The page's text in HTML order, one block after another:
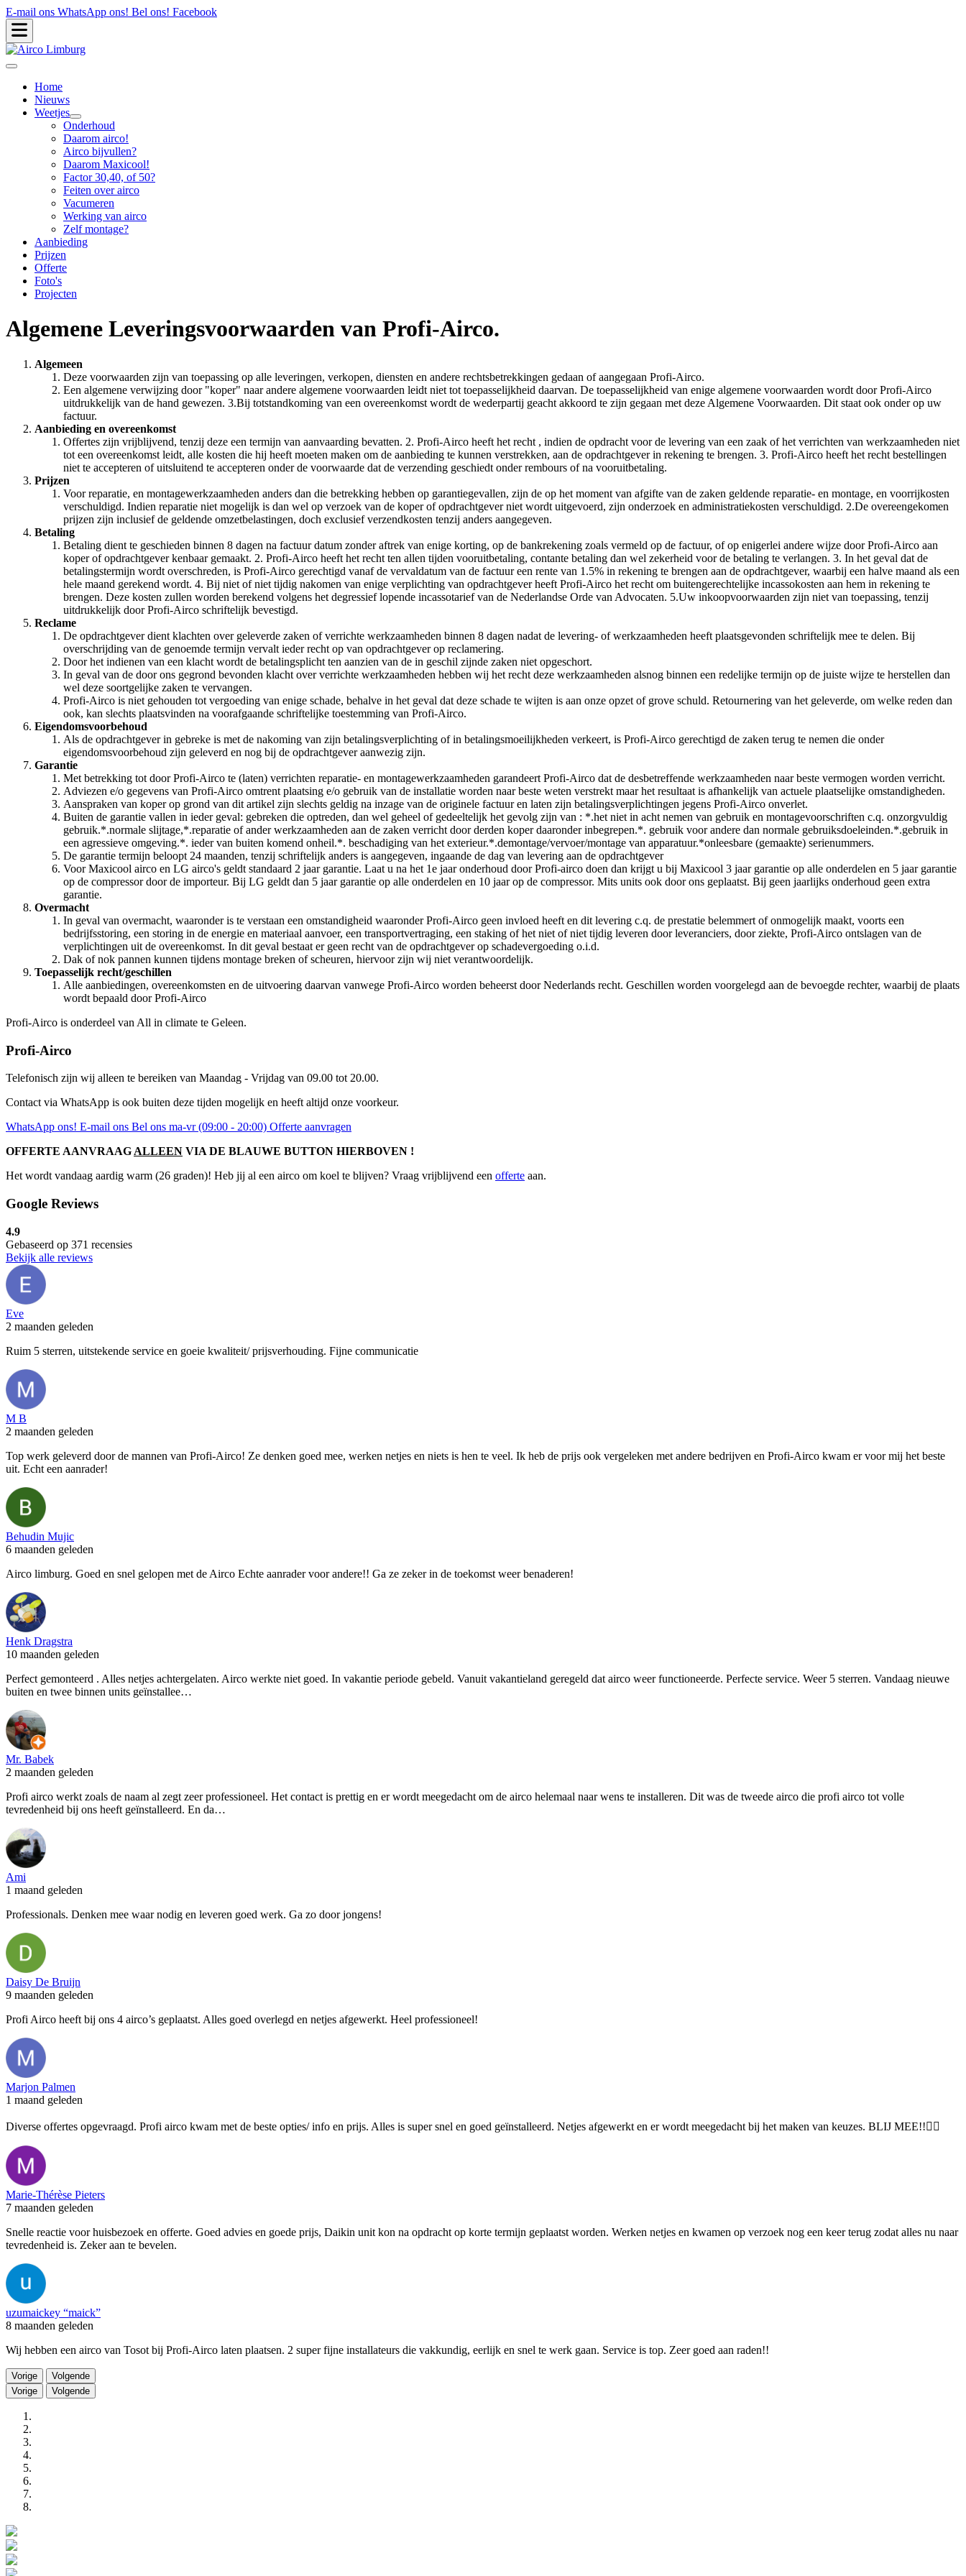
E-mail ons WhatsApp ons! Bel ons! Facebook
Home
Nieuws
Weetjes
Onderhoud
Daarom airco!
Airco bijvullen?
Daarom Maxicool!
Factor 30,40, of 50?
Feiten over airco
Vacumeren
Werking van airco
Zelf montage?
Aanbieding
Prijzen
Offerte
Foto's
Projecten
Algemene Leveringsvoorwaarden van Profi-Airco.
Algemeen
Deze voorwaarden zijn van toepassing op alle leveringen, verkopen, diensten en andere rechtsbetrekkingen gedaan of aangegaan Profi-Airco.
Een algemene verwijzing door "koper" naar andere algemene voorwaarden leidt niet tot toepasselijkheid daarvan. De toepasselijkheid van enige algemene voorwaarden wordt door Profi-Airco
uitdrukkelijk van de hand gewezen. 3.Bij totstandkoming van een overeenkomst wordt de wederpartij geacht akkoord te zijn gegaan met deze Algemene Voorwaarden. Dit staat ook onder op uw
factuur.
Aanbieding en overeenkomst
Offertes zijn vrijblijvend, tenzij deze een termijn van aanvaarding bevatten. 2. Profi-Airco heeft het recht , indien de opdracht voor de levering van een zaak of het verrichten van werkzaamheden niet
tot een overeenkomst leidt, alle kosten die hij heeft moeten maken om de aanbieding te kunnen verstrekken, aan de opdrachtgever in rekening te brengen. 3. Profi-Airco heeft het recht bestellingen
niet te accepteren of uitsluitend te accepteren onder de voorwaarde dat de verzending geschiedt onder rembours of na vooruitbetaling.
Prijzen
Voor reparatie, en montagewerkzaamheden anders dan die betrekking hebben op garantiegevallen, zijn de op het moment van afgifte van de zaken geldende reparatie- en montage, en voorrijkosten
verschuldigd. Indien reparatie niet mogelijk is dan wel op verzoek van de koper of opdrachtgever niet wordt uitgevoerd, zijn onderzoek en administratiekosten verschuldigd. 2.De overeengekomen
prijzen zijn inclusief de geldende omzetbelastingen, doch exclusief verzendkosten tenzij anders aangegeven.
Betaling
Betaling dient te geschieden binnen 8 dagen na factuur datum zonder aftrek van enige korting, op de bankrekening zoals vermeld op de factuur, of op enigerlei andere wijze door Profi-Airco aan
koper of opdrachtgever kenbaar gemaakt. 2. Profi-Airco heeft het recht ten allen tijden vooruitbetaling, contante betaling dan wel zekerheid voor de betaling te verlangen. 3. In het geval dat de
betalingstermijn wordt overschreden, is Profi-Airco gerechtigd vanaf de vervaldatum van de factuur een rente van 1.5% in rekening te brengen aan de opdrachtgever, waarbij een halve maand als een
hele maand gerekend wordt. 4. Bij niet of niet tijdig nakomen van enige verplichting van opdrachtgever heeft Profi-Airco het recht om buitengerechtelijke incassokosten aan hem in rekening te
brengen. Deze kosten zullen worden berekend volgens het degressief lopende incassotarief van de Nederlandse Orde van Advocaten. 5.Uw inkoopvoorwaarden zijn niet van toepassing, tenzij
uitdrukkelijk door Profi-Airco schriftelijk bevestigd.
Reclame
De opdrachtgever dient klachten over geleverde zaken of verrichte werkzaamheden binnen 8 dagen nadat de levering- of werkzaamheden heeft plaatsgevonden schriftelijk mee te delen. Bij
overschrijding van de genoemde termijn vervalt ieder recht op van opdrachtgever op reclamering.
Door het indienen van een klacht wordt de betalingsplicht ten aanzien van de in geschil zijnde zaken niet opgeschort.
In geval van de door ons gegrond bevonden klacht over verrichte werkzaamheden hebben wij het recht deze werkzaamheden alsnog binnen een redelijke termijn op de juiste wijze te herstellen dan
wel deze soortgelijke zaken te vervangen.
Profi-Airco is niet gehouden tot vergoeding van enige schade, behalve in het geval dat deze schade te wijten is aan onze opzet of grove schuld. Retournering van het geleverde, om welke reden dan
ook, kan slechts plaatsvinden na voorafgaande schriftelijke toestemming van Profi-Airco.
Eigendomsvoorbehoud
Als de opdrachtgever in gebreke is met de nakoming van zijn betalingsverplichting of in betalingsmoeilijkheden verkeert, is Profi-Airco gerechtigd de zaken terug te nemen die onder
eigendomsvoorbehoud zijn geleverd en nog bij de opdrachtgever aanwezig zijn.
Garantie
Met betrekking tot door Profi-Airco te (laten) verrichten reparatie- en montagewerkzaamheden garandeert Profi-Airco dat de desbetreffende werkzaamheden naar beste vermogen worden verricht.
Adviezen e/o gegevens van Profi-Airco omtrent plaatsing e/o gebruik van de installatie worden naar beste weten verstrekt maar het resultaat is afhankelijk van actuele plaatselijke omstandigheden.
Aanspraken van koper op grond van dit artikel zijn slechts geldig na inzage van de originele factuur en laten zijn betalingsverplichtingen jegens Profi-Airco onverlet.
Buiten de garantie vallen in ieder geval: gebreken die optreden, dan wel geheel of gedeeltelijk het gevolg zijn van : *.het niet in acht nemen van gebruik en montagevoorschriften c.q. onzorgvuldig
gebruik.*.normale slijtage,*.reparatie of ander werkzaamheden aan de zaken verricht door derden koper daaronder inbegrepen.*. gebruik voor andere dan normale gebruiksdoeleinden.*.gebruik in
een agressieve omgeving.*. ieder van buiten komend onheil.*. beschadiging van het exterieur.*.demontage/vervoer/montage van apparatuur.*onleesbare (gemaakte) serienummers.
De garantie termijn beloopt 24 maanden, tenzij schriftelijk anders is aangegeven, ingaande de dag van levering aan de opdrachtgever
Voor Maxicool airco en LG airco's geldt standaard 2 jaar garantie. Laat u na het 1e jaar onderhoud door Profi-airco doen dan krijgt u bij Maxicool 3 jaar garantie op alle onderdelen en 5 jaar garantie
op de compressor door de importeur. Bij LG geldt dan 5 jaar garantie op alle onderdelen en 10 jaar op de compressor. Mits units ook door ons geplaatst. Bij geen jaarlijks onderhoud geen extra
garantie.
Overmacht
In geval van overmacht, waaronder is te verstaan een omstandigheid waaronder Profi-Airco geen invloed heeft en dit levering c.q. de prestatie belemmert of onmogelijk maakt, voorts een
bedrijfsstoring, een storing in de energie en materiaal aanvoer, een transportvertraging, een staking of het niet of niet tijdig leveren door leveranciers, door ziekte, Profi-Airco ontslagen van de
verplichtingen uit de overeenkomst. In dit geval bestaat er geen recht van de opdrachtgever op schadevergoeding o.i.d.
Dak of nok pannen kunnen tijdens montage breken of scheuren, hiervoor zijn wij niet verantwoordelijk.
Toepasselijk recht/geschillen
Alle aanbiedingen, overeenkomsten en de uitvoering daarvan vanwege Profi-Airco worden beheerst door Nederlands recht. Geschillen worden voorgelegd aan de bevoegde rechter, waarbij de plaats
wordt bepaald door Profi-Airco
Profi-Airco is onderdeel van All in climate te Geleen.
Profi-Airco
Telefonisch zijn wij alleen te bereiken van Maandag - Vrijdag van 09.00 tot 20.00.
Contact via WhatsApp is ook buiten deze tijden mogelijk en heeft altijd onze voorkeur.
WhatsApp ons! E-mail ons Bel ons ma-vr (09:00 - 20:00) Offerte aanvragen
OFFERTE AANVRAAG ALLEEN VIA DE BLAUWE BUTTON HIERBOVEN !
Het wordt vandaag aardig warm (26 graden)! Heb jij al een airco om koel te blijven? Vraag vrijblijvend een offerte aan.
Google Reviews
4.9
Gebaseerd op 371 recensies
Bekijk alle reviews
Eve
2 maanden geleden
Ruim 5 sterren, uitstekende service en goeie kwaliteit/ prijsverhouding. Fijne communicatie
M B
2 maanden geleden
Top werk geleverd door de mannen van Profi-Airco! Ze denken goed mee, werken netjes en niets is hen te veel. Ik heb de prijs ook vergeleken met andere bedrijven en Profi-Airco kwam er voor mij het beste
uit. Echt een aanrader!
Behudin Mujic
6 maanden geleden
Airco limburg. Goed en snel gelopen met de Airco Echte aanrader voor andere!! Ga ze zeker in de toekomst weer benaderen!
Henk Dragstra
10 maanden geleden
Perfect gemonteerd . Alles netjes achtergelaten. Airco werkte niet goed. In vakantie periode gebeld. Vanuit vakantieland geregeld dat airco weer functioneerde. Perfecte service. Weer 5 sterren. Vandaag nieuwe
buiten en twee binnen units geïnstallee…
Mr. Babek
2 maanden geleden
Profi airco werkt zoals de naam al zegt zeer professioneel. Het contact is prettig en er wordt meegedacht om de airco helemaal naar wens te installeren. Dit was de tweede airco die profi airco tot volle
tevredenheid bij ons heeft geïnstalleerd. En da…
Ami
1 maand geleden
Professionals. Denken mee waar nodig en leveren goed werk. Ga zo door jongens!
Daisy De Bruijn
9 maanden geleden
Profi Airco heeft bij ons 4 airco’s geplaatst. Alles goed overlegd en netjes afgewerkt. Heel professioneel!
Marjon Palmen
1 maand geleden
Diverse offertes opgevraagd. Profi airco kwam met de beste opties/ info en prijs. Alles is super snel en goed geïnstalleerd. Netjes afgewerkt en er wordt meegedacht bij het maken van keuzes. BLIJ MEE!!👍🏻
Marie-Thérèse Pieters
7 maanden geleden
Snelle reactie voor huisbezoek en offerte. Goed advies en goede prijs, Daikin unit kon na opdracht op korte termijn geplaatst worden. Werken netjes en kwamen op verzoek nog een keer terug zodat alles nu naar
tevredenheid is. Zeker aan te bevelen.
uzumaickey “maick”
8 maanden geleden
Wij hebben een airco van Tosot bij Profi-Airco laten plaatsen. 2 super fijne installateurs die vakkundig, eerlijk en snel te werk gaan. Service is top. Zeer goed aan raden!!
Vorige
Volgende
Vorige
Volgende